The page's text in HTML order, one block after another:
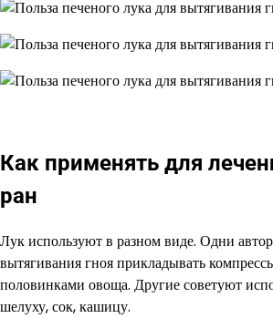
Как применять для
ран
Лук используют в разном виде. Одни
вытягивания гноя прикладывать
половинками овоща. Другие советуют
шелуху, сок, кашицу.